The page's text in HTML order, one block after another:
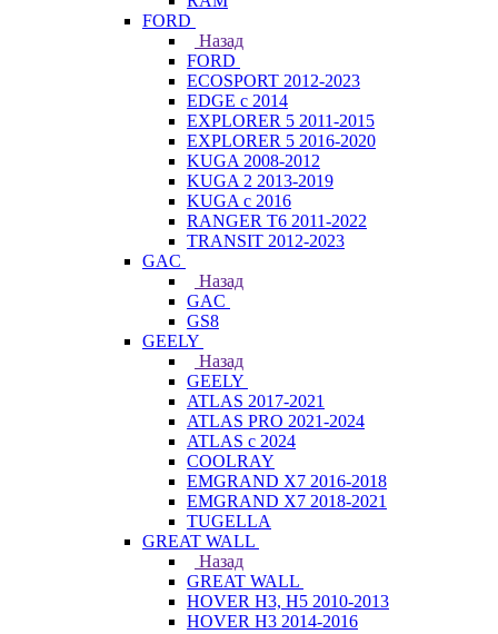
FORD
Назад
FORD
ECOSPORT 2012-2023
EDGE c 2014
EXPLORER 5 2011-2015
EXPLORER 5 2016-2020
KUGA 2008-2012
KUGA 2 2013-2019
KUGA с 2016
RANGER T6 2011-2022
TRANSIT 2012-2023
GAC
Назад
GAC
GS8
GEELY
Назад
GEELY
ATLAS 2017-2021
ATLAS PRO 2021-2024
ATLAS с 2024
COOLRAY
EMGRAND X7 2016-2018
EMGRAND X7 2018-2021
TUGELLA
GREAT WALL
Назад
GREAT WALL
HOVER H3, H5 2010-2013
HOVER H3 2014-2016